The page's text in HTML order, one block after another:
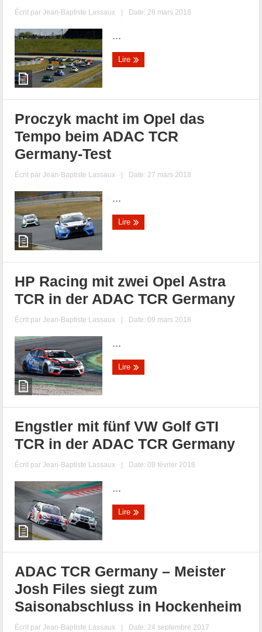
Écrit parJean-Baptiste Lassaux | Date: 28 mars 2018
...
Lire
Proczyk macht im Opel das
Tempo beim ADAC TCR
Germany-Test
Écrit parJean-Baptiste Lassaux | Date: 27 mars 2018
...
Lire
HP Racing mit zwei Opel Astra
TCR in der ADAC TCR Germany
Écrit parJean-Baptiste Lassaux | Date: 09 mars 2018
...
Lire
Engstler mit fünf VW Golf GTI
TCR in der ADAC TCR Germany
Écrit parJean-Baptiste Lassaux | Date: 09 février 2018
...
Lire
ADAC TCR Germany – Meister
Josh Files siegt zum
Saisonabschluss in Hockenheim
Écrit parJean-Baptiste Lassaux | Date: 24 septembre 2017